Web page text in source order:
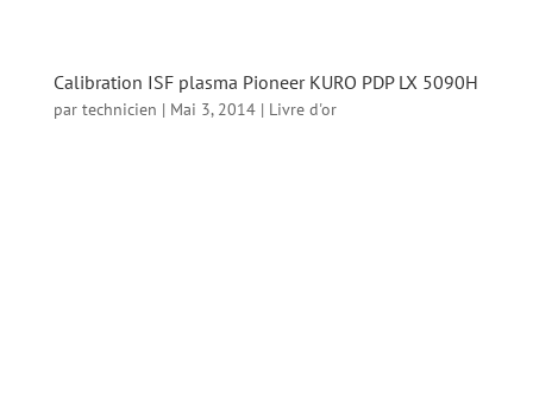
Calibration ISF plasma Pioneer KURO PDP LX 5090H
par technicien | Mai 3, 2014| Livre d'or